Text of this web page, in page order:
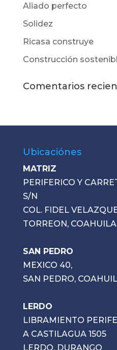
Aliado perfecto
Solidez
Ricasa construye
Construcción
Comentarios
Ubicaciónes
MATRIZ
PERIFERICO Y
S/N
COL. FIDEL
TORREON, COAHUILA
SAN PEDRO
MEXICO 40,
SAN PEDRO,
LERDO
LIBRAMIENTO
A CASTILAGUA 1505
LERDO, DURANGO